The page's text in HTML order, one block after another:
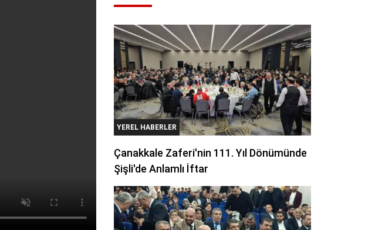
YEREL HABERLER
Çanakkale Zaferi'nin 111. Yıl Dönümünde
Şişli'de Anlamlı İftar